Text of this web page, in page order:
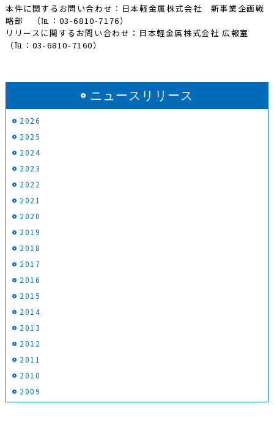
本件に関するお問い合わせ：日本軽金属株式会社 新事業企画戦
略部 （℡：03-6810-7176）
リリースに関するお問い合わせ：日本軽金属株式会社 広報室
（℡：03-6810-7160）
ニュースリリース
2026
2025
2024
2023
2022
2021
2020
2019
2018
2017
2016
2015
2014
2013
2012
2011
2010
2009